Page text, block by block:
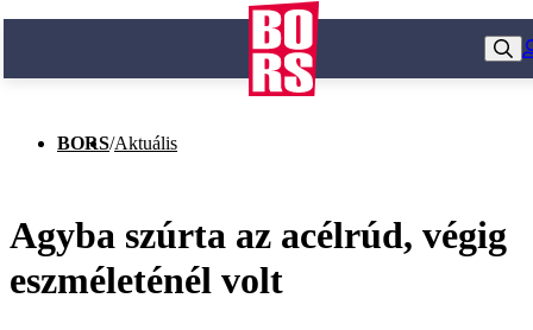
BORS/Aktuális
Agyba szúrta az acélrúd, végig
eszméleténél volt